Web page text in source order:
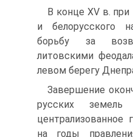
В конце XV в.
и белорусского
борьбу за
литовскими
левом берегу
Завершение
русских
централизованное
на годы